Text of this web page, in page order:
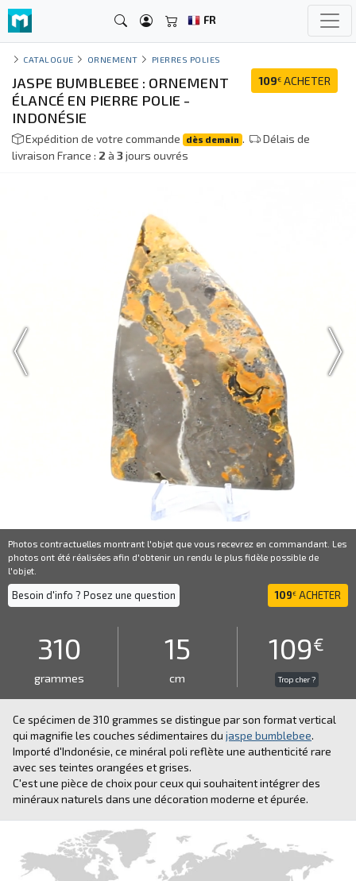
FR
CATALOGUE ORNEMENT PIERRES POLIES
109€ ACHETER
JASPE BUMBLEBEE : ORNEMENT
ÉLANCÉ EN PIERRE POLIE -
INDONÉSIE
Expédition de votre commande dès demain .
Délais de
livraison France : 2 à 3jours ouvrés
Photos contractuelles montrant l'objet que vous recevrez en commandant. Les
photos ont été réalisées afin d'obtenir un rendu le plus fidèle possible de
l'objet.
Besoin d'info ? Posez une question 109€ ACHETER
310
grammes
15
cm
109€
Trop cher ?
Ce spécimen de 310 grammes se distingue par son format vertical
qui magnifie les couches sédimentaires du jaspe bumblebee.
Importé d'Indonésie, ce minéral poli reflète une authenticité rare
avec ses teintes orangées et grises.
C'est une pièce de choix pour ceux qui souhaitent intégrer des
minéraux naturels dans une décoration moderne et épurée.